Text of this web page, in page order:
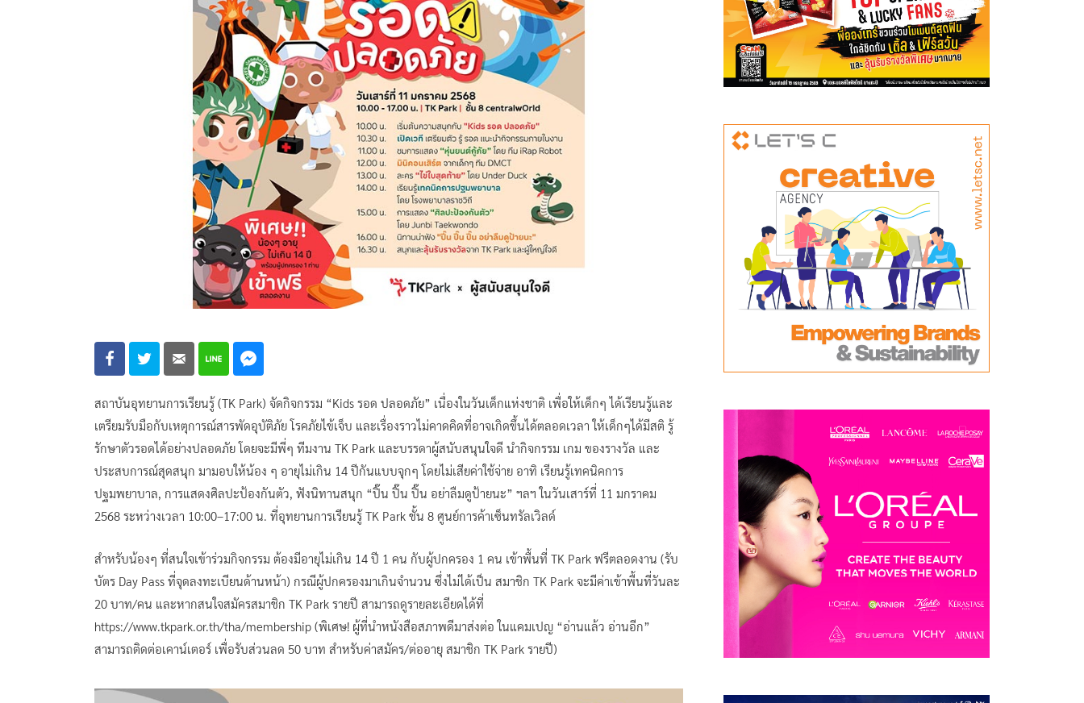
สถาบันอุทยานการเรียนรู้ (TK Park) จัดกิจกรรม “Kids รอด ปลอดภัย” เนื่องในวันเด็กแห่งชาติ เพื่อให้เด็กๆ ได้เรียนรู้และ
เตรียมรับมือกับเหตุการณ์สารพัดอุบัติภัย โรคภัยไข้เจ็บ และเรื่องราวไม่คาดคิดที่อาจเกิดขึ้นได้ตลอดเวลา ให้เด็กๆได้มีสติ รู้
รักษาตัวรอดได้อย่างปลอดภัย โดยจะมีพี่ๆ ทีมงาน TK Park และบรรดาผู้สนับสนุนใจดี นำกิจกรรม เกม ของรางวัล และ
ประสบการณ์สุดสนุก มามอบให้น้อง ๆ อายุไม่เกิน 14 ปีกันแบบจุกๆ โดยไม่เสียค่าใช้จ่าย อาทิ เรียนรู้เทคนิคการ
ปฐมพยาบาล, การแสดงศิลปะป้องกันตัว, ฟังนิทานสนุก “ปิ๊น ปิ๊น ปิ๊น อย่าลืมดูป้ายนะ” ฯลฯ ในวันเสาร์ที่ 11 มกราคม
2568 ระหว่างเวลา 10:00–17:00 น. ที่อุทยานการเรียนรู้ TK Park ชั้น 8 ศูนย์การค้าเซ็นทรัลเวิลด์
สำหรับน้องๆ ที่สนใจเข้าร่วมกิจกรรม ต้องมีอายุไม่เกิน 14 ปี 1 คน กับผู้ปกครอง 1 คน เข้าพื้นที่ TK Park ฟรีตลอดงาน (รับ
บัตร Day Pass ที่จุดลงทะเบียนด้านหน้า) กรณีผู้ปกครองมาเกินจำนวน ซึ่งไม่ได้เป็น สมาชิก TK Park จะมีค่าเข้าพื้นที่วันละ
20 บาท/คน และหากสนใจสมัครสมาชิก TK Park รายปี สามารถดูรายละเอียดได้ที่
https://www.tkpark.or.th/tha/membership (พิเศษ! ผู้ที่นำหนังสือสภาพดีมาส่งต่อ ในแคมเปญ “อ่านแล้ว อ่านอีก”
สามารถติดต่อเคาน์เตอร์ เพื่อรับส่วนลด 50 บาท สำหรับค่าสมัคร/ต่ออายุ สมาชิก TK Park รายปี)